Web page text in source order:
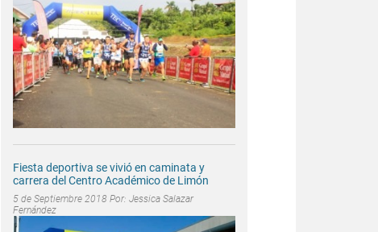
Fiesta deportiva se vivió en caminata y
carrera del Centro Académico de Limón
5 de Septiembre 2018 Por: Jessica Salazar
Fernández